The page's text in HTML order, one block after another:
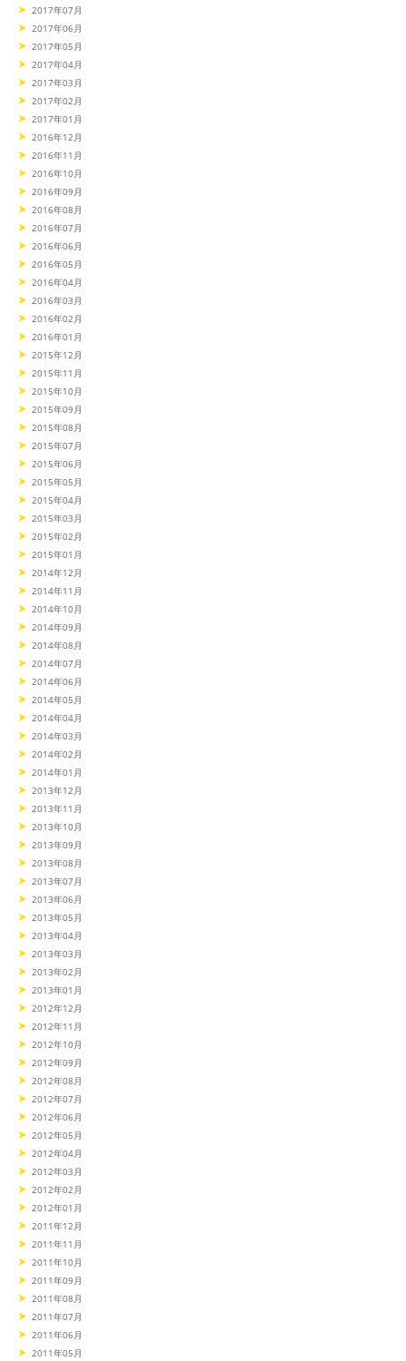
2017年07月
2017年06月
2017年05月
2017年04月
2017年03月
2017年02月
2017年01月
2016年12月
2016年11月
2016年10月
2016年09月
2016年08月
2016年07月
2016年06月
2016年05月
2016年04月
2016年03月
2016年02月
2016年01月
2015年12月
2015年11月
2015年10月
2015年09月
2015年08月
2015年07月
2015年06月
2015年05月
2015年04月
2015年03月
2015年02月
2015年01月
2014年12月
2014年11月
2014年10月
2014年09月
2014年08月
2014年07月
2014年06月
2014年05月
2014年04月
2014年03月
2014年02月
2014年01月
2013年12月
2013年11月
2013年10月
2013年09月
2013年08月
2013年07月
2013年06月
2013年05月
2013年04月
2013年03月
2013年02月
2013年01月
2012年12月
2012年11月
2012年10月
2012年09月
2012年08月
2012年07月
2012年06月
2012年05月
2012年04月
2012年03月
2012年02月
2012年01月
2011年12月
2011年11月
2011年10月
2011年09月
2011年08月
2011年07月
2011年06月
2011年05月